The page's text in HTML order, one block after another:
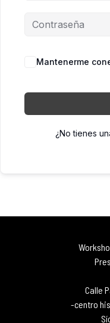
Mantenerme
¿No tienes
Calle
-centro